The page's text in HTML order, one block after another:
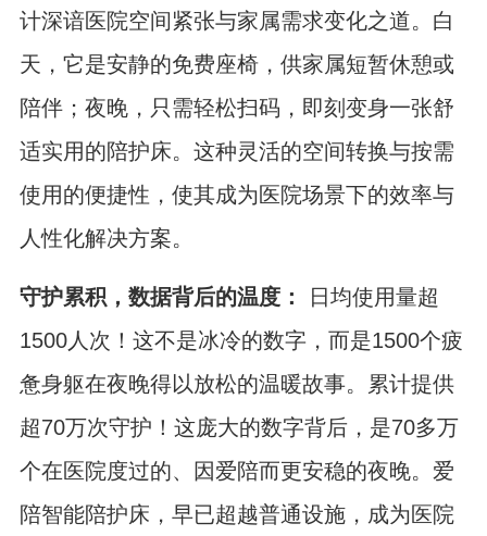
计深谙医院空间紧张与家属需求变化之道。白
天，它是安静的免费座椅，供家属短暂休憩或
陪伴；夜晚，只需轻松扫码，即刻变身一张舒
适实用的陪护床。这种灵活的空间转换与按需
使用的便捷性，使其成为医院场景下的效率与
人性化解决方案。
守护累积，数据背后的温度：
日均使用量超
1500人次！这不是冰冷的数字，而是1500个疲
惫身躯在夜晚得以放松的温暖故事。累计提供
超70万次守护！这庞大的数字背后，是70多万
个在医院度过的、因爱陪而更安稳的夜晚。 爱
陪智能陪护床 ，早已超越普通设施，成为医院